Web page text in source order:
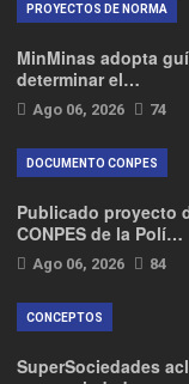
MinMinas adopta
determinar el…
Ago 06, 2026 74
PROYECTOS DE NORMA
Publicado proyecto
CONPES de la Polí…
Ago 06, 2026 84
DOCUMENTO CONPES
SuperSociedades
CONCEPTOS